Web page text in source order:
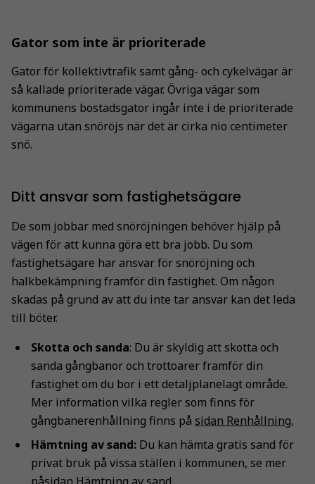
Gator som inte är prioriterade
Gator för kollektivtrafik samt gång- och cykelvägar är
så kallade prioriterade vägar. Övriga vägar som
kommunens bostadsgator ingår inte i de prioriterade
vägarna utan snöröjs när det är cirka nio centimeter
snö.
Ditt ansvar som fastighetsägare
De som jobbar med snöröjningen behöver hjälp på
vägen för att kunna göra ett bra jobb. Du som
fastighetsägare har ansvar för snöröjning och
halkbekämpning framför din fastighet. Om någon
skadas på grund av att du inte tar ansvar kan det leda
till böter.
Skotta och sanda: Du är skyldig att skotta och
sanda gångbanor och trottoarer framför din
fastighet om du bor i ett detaljplanelagt område.
Mer information vilka regler som finns för
gångbanerenhållning finns på sidan Renhållning.
Hämtning av sand: Du kan hämta gratis sand för
privat bruk på vissa ställen i kommunen, se mer